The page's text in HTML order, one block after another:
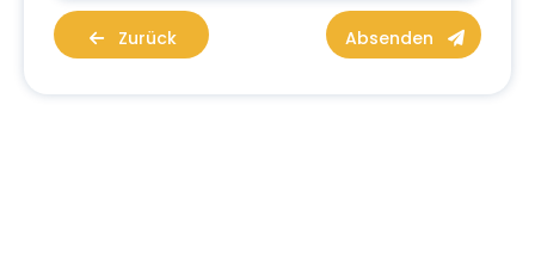
Zurück Absenden